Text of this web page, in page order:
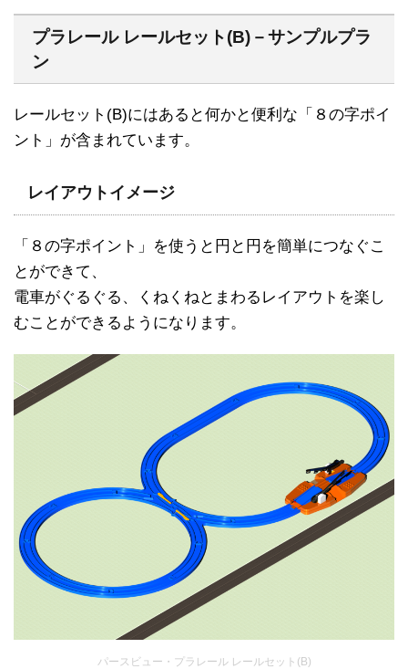
プラレール レールセット(B)－サンプルプラ
ン
レールセット(B)にはあると何かと便利な「８の字ポイ
ント」が含まれています。
レイアウトイメージ
「８の字ポイント」を使うと円と円を簡単につなぐこ
とができて、
電車がぐるぐる、くねくねとまわるレイアウトを楽し
むことができるようになります。
パースビュー・プラレール レールセット(B)